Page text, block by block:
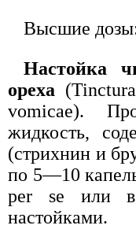
Высшие
Настойка
ореха
vomicae).
жидкость,
(стрихнин и
по 5—10
per se или в
настойками.